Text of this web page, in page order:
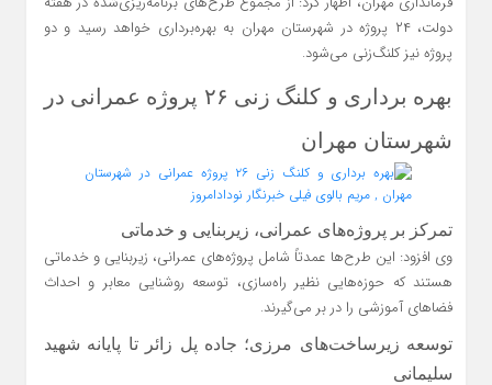
دولت، ۲۴ پروژه در شهرستان مهران به بهره‌برداری خواهد رسید و دو
پروژه نیز کلنگ‌زنی می‌شود.
بهره‌ برداری و کلنگ‌ زنی ۲۶ پروژه عمرانی در
شهرستان مهران
تمرکز بر پروژه‌های عمرانی، زیربنایی و خدماتی
وی افزود: این طرح‌ها عمدتاً شامل پروژه‌های عمرانی، زیربنایی و خدماتی
هستند که حوزه‌هایی نظیر راه‌سازی، توسعه روشنایی معابر و احداث
فضاهای آموزشی را در بر می‌گیرند.
توسعه زیرساخت‌های مرزی؛ جاده پل زائر تا پایانه شهید
سلیمانی